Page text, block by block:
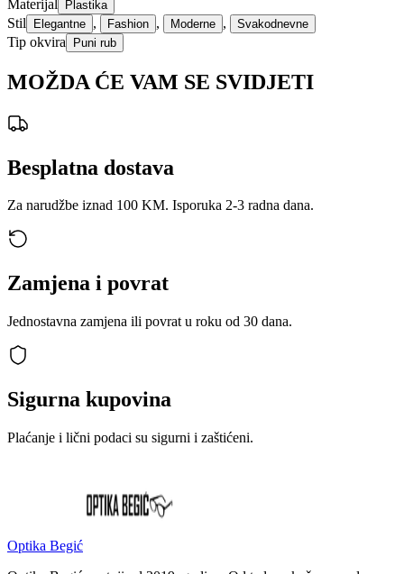
Materijal Plastika
Stil Elegantne , Fashion , Moderne , Svakodnevne
Tip okvira Puni rub
MOŽDA ĆE VAM SE SVIDJETI
Besplatna dostava
Za narudžbe iznad 100 KM. Isporuka 2-3 radna dana.
Zamjena i povrat
Jednostavna zamjena ili povrat u roku od 30 dana.
Sigurna kupovina
Plaćanje i lični podaci su sigurni i zaštićeni.
Optika Begić